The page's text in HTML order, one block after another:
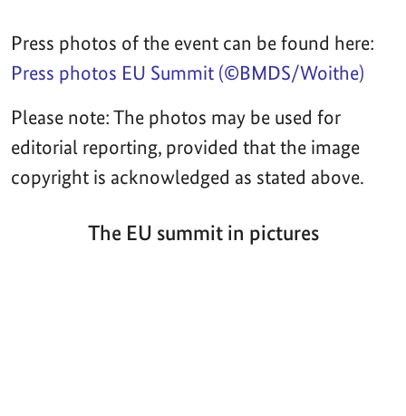
Press photos of the event can be found here:
Press photos EU Summit (©BMDS/Woithe)
Please note: The photos may be used for
editorial reporting, provided that the image
copyright is acknowledged as stated above.
The EU summit in pictures